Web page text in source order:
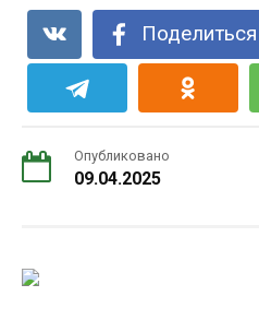
Опубликовано
09.04.2025